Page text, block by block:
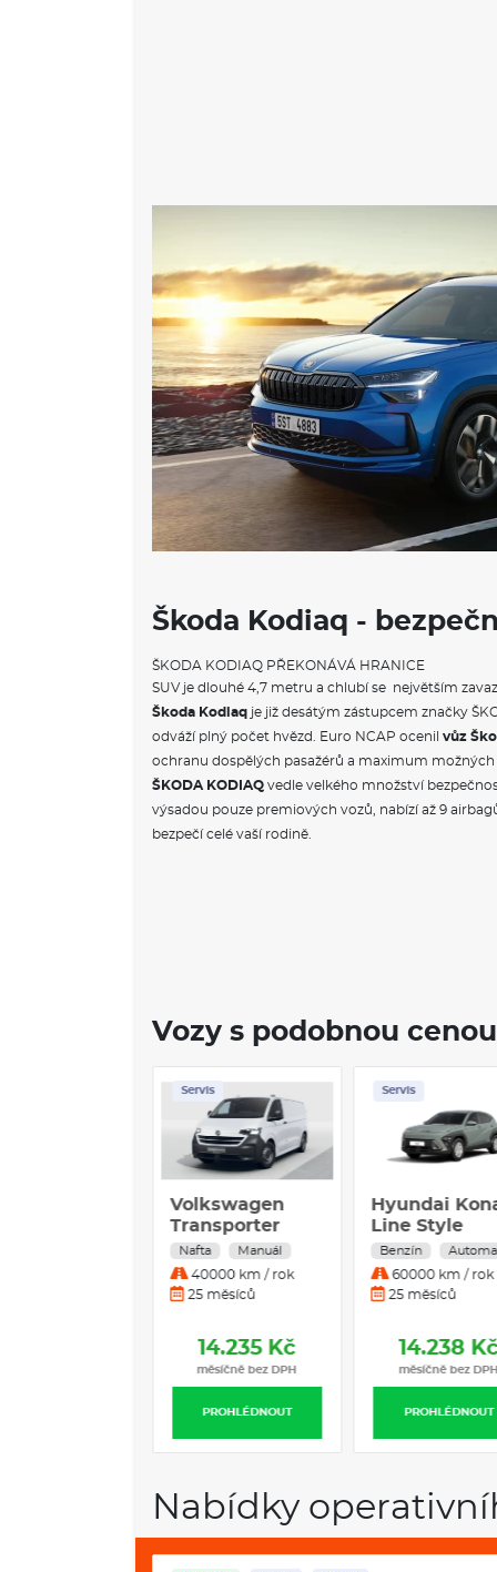
Škoda Kodiaq -
ŠKODA KODIAQ PŘEKONÁVÁ HRANICE
SUV je dlouhé 4,7 metru a chlubí se největším
Škoda Kodiaq je již desátým zástupcem značky
odváží plný počet hvězd. Euro NCAP ocenil vůz
ochranu dospělých pasažérů a maximum
ŠKODA KODIAQ vedle velkého množství
výsadou pouze premiových vozů, nabízí až 9
bezpečí celé vaší rodině.
Vozy s podobnou cenou
Servis
Volkswagen
Transporter
skříň DR 6G
2,0TDI / 110kW
Nafta Manuál
40000 km / rok
25 měsíců
PROHLÉDNOUT
14.235 Kč
měsíčně bez DPH
Servis
Hyundai
Line Style
Premium 1.6
GDI 110 kW 7°
DCT
Benzín
60000 km / rok
25 měsíců
PROHLÉDNOUT
14.238
měsíčně bez DPH
Nabídky